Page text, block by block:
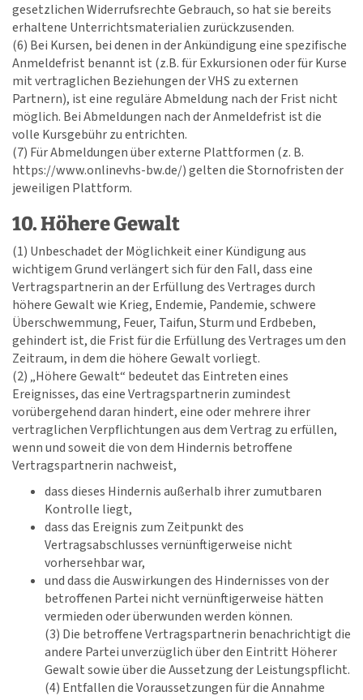
gesetzlichen Widerrufsrechte Gebrauch, so hat sie bereits
erhaltene Unterrichtsmaterialien zurückzusenden.
(6) Bei Kursen, bei denen in der Ankündigung eine spezifische
Anmeldefrist benannt ist (z.B. für Exkursionen oder für Kurse
mit vertraglichen Beziehungen der VHS zu externen
Partnern), ist eine reguläre Abmeldung nach der Frist nicht
möglich. Bei Abmeldungen nach der Anmeldefrist ist die
volle Kursgebühr zu entrichten.
(7) Für Abmeldungen über externe Plattformen (z. B.
https://www.onlinevhs-bw.de/) gelten die Stornofristen der
jeweiligen Plattform.
10. Höhere Gewalt
(1) Unbeschadet der Möglichkeit einer Kündigung aus
wichtigem Grund verlängert sich für den Fall, dass eine
Vertragspartnerin an der Erfüllung des Vertrages durch
höhere Gewalt wie Krieg, Endemie, Pandemie, schwere
Überschwemmung, Feuer, Taifun, Sturm und Erdbeben,
gehindert ist, die Frist für die Erfüllung des Vertrages um den
Zeitraum, in dem die höhere Gewalt vorliegt.
(2) „Höhere Gewalt“ bedeutet das Eintreten eines
Ereignisses, das eine Vertragspartnerin zumindest
vorübergehend daran hindert, eine oder mehrere ihrer
vertraglichen Verpflichtungen aus dem Vertrag zu erfüllen,
wenn und soweit die von dem Hindernis betroffene
Vertragspartnerin nachweist,
dass dieses Hindernis außerhalb ihrer zumutbaren
Kontrolle liegt,
dass das Ereignis zum Zeitpunkt des
Vertragsabschlusses vernünftigerweise nicht
vorhersehbar war,
und dass die Auswirkungen des Hindernisses von der
betroffenen Partei nicht vernünftigerweise hätten
vermieden oder überwunden werden können.
(3) Die betroffene Vertragspartnerin benachrichtigt die
andere Partei unverzüglich über den Eintritt Höherer
Gewalt sowie über die Aussetzung der Leistungspflicht.
(4) Entfallen die Voraussetzungen für die Annahme